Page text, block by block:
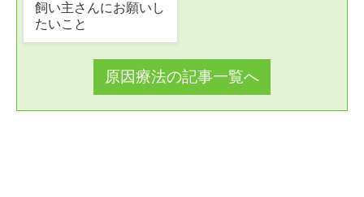
飼い主さんにお願いし
たいこと
原因療法の記事一覧へ